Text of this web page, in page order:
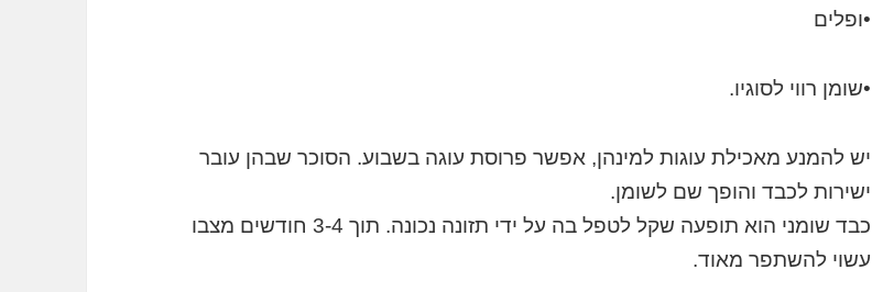
•ופלים
•שומן רווי לסוגיו.
יש להמנע מאכילת עוגות למינהן, אפשר פרוסת עוגה בשבוע. הסוכר שבהן עובר
ישירות לכבד והופך שם לשומן.
כבד שומני הוא תופעה שקל לטפל בה על ידי תזונה נכונה. תוך 3-4 חודשים מצבו
עשוי להשתפר מאוד.